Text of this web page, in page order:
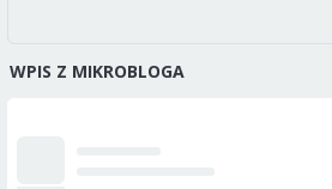
WPIS Z MIKROBLOGA